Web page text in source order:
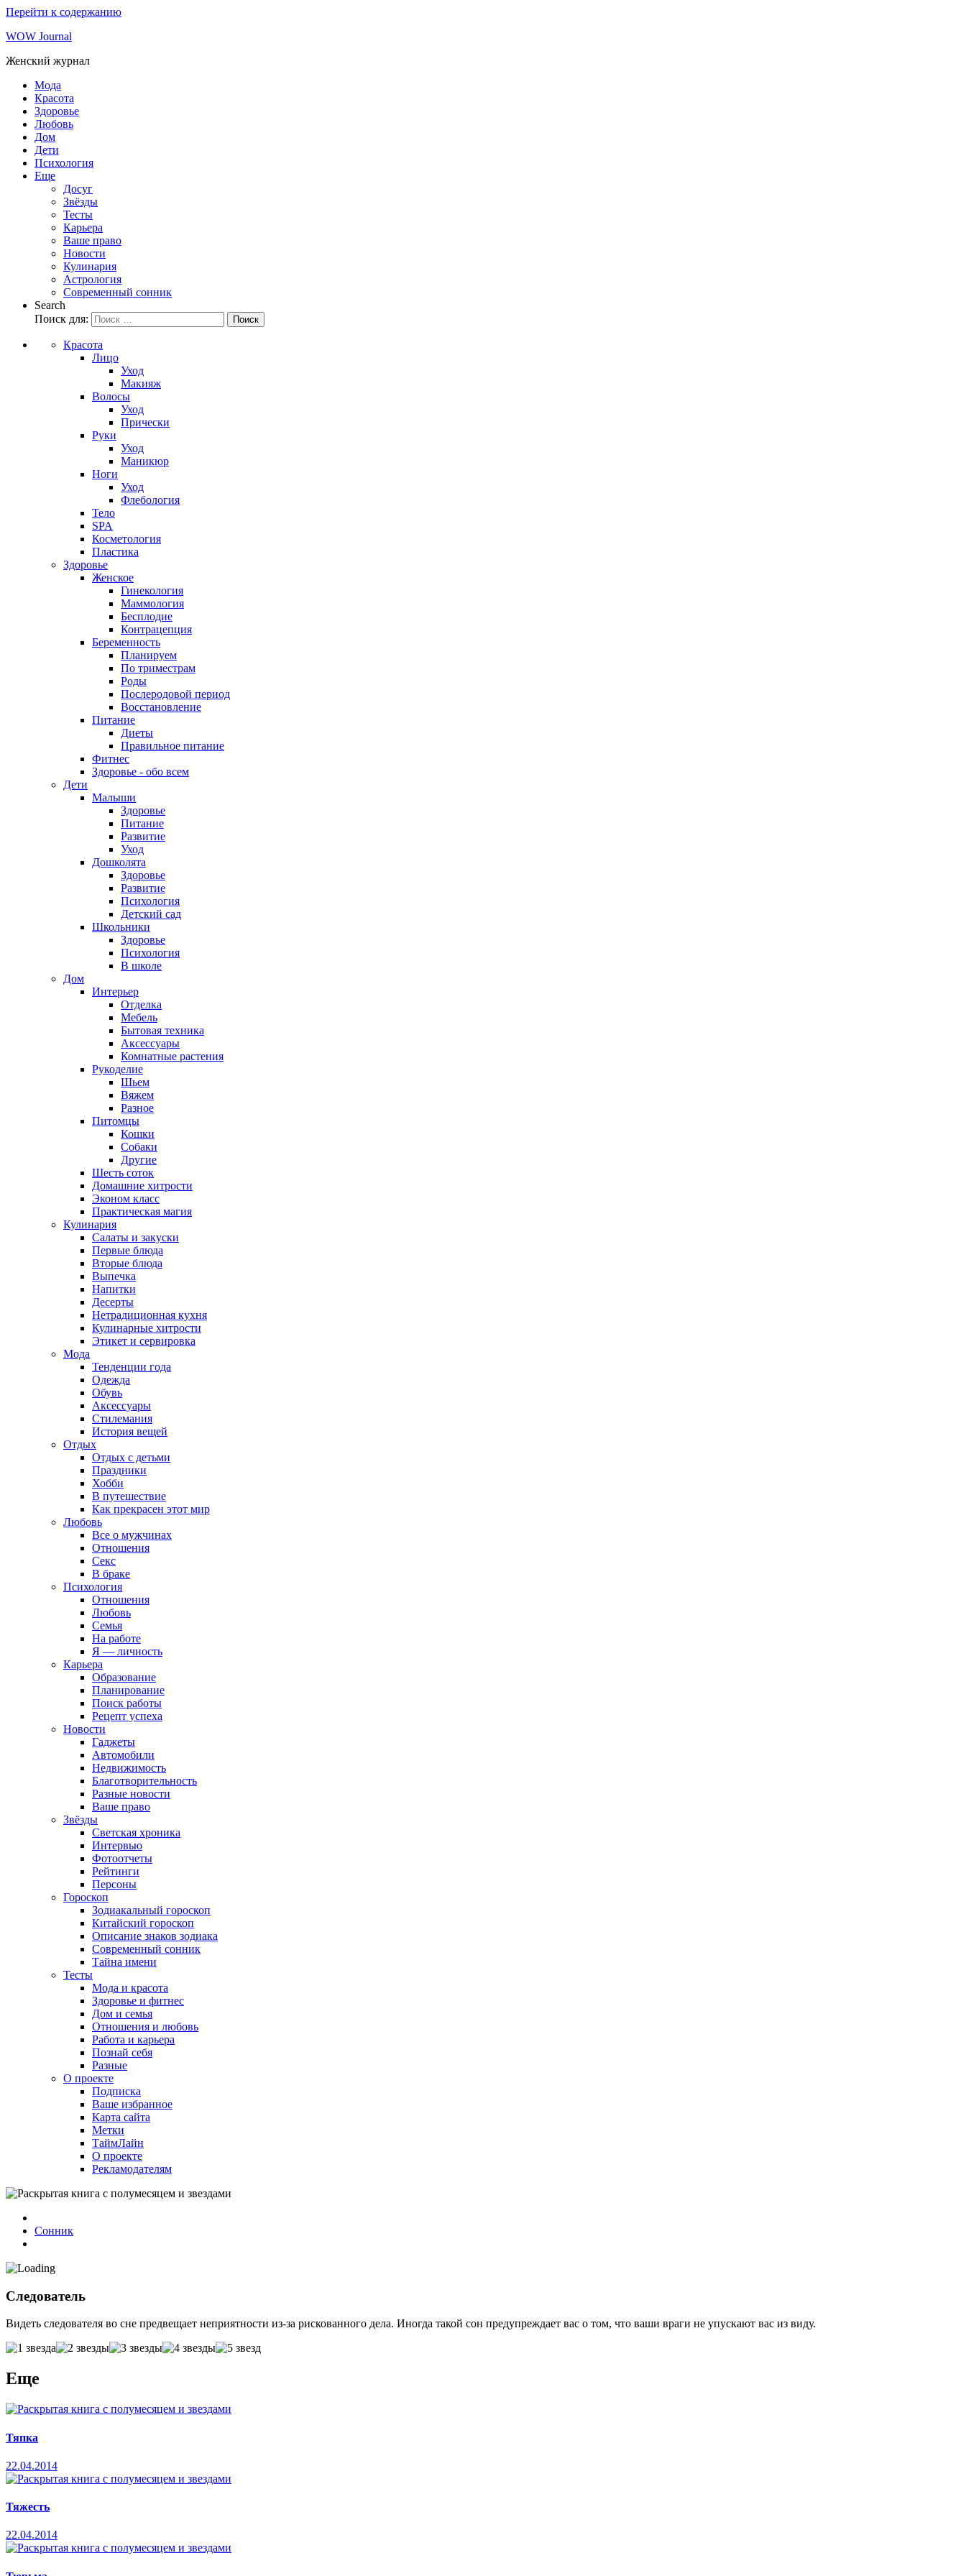
Перейти к содержанию
WOW Journal
Женский журнал
Мода
Красота
Здоровье
Любовь
Дом
Дети
Психология
Еще
Досуг
Звёзды
Тесты
Карьера
Ваше право
Новости
Кулинария
Астрология
Современный сонник
Search
Поиск для:
Поиск
Красота
Лицо
Уход
Макияж
Волосы
Уход
Прически
Руки
Уход
Маникюр
Ноги
Уход
Флебология
Тело
SPA
Косметология
Пластика
Здоровье
Женское
Гинекология
Маммология
Бесплодие
Контрацепция
Беременность
Планируем
По триместрам
Роды
Послеродовой период
Восстановление
Питание
Диеты
Правильное питание
Фитнес
Здоровье - обо всем
Дети
Малыши
Здоровье
Питание
Развитие
Уход
Дошколята
Здоровье
Развитие
Психология
Детский сад
Школьники
Здоровье
Психология
В школе
Дом
Интерьер
Отделка
Мебель
Бытовая техника
Аксессуары
Комнатные растения
Рукоделие
Шьем
Вяжем
Разное
Питомцы
Кошки
Собаки
Другие
Шесть соток
Домашние хитрости
Эконом класс
Практическая магия
Кулинария
Салаты и закуски
Первые блюда
Вторые блюда
Выпечка
Напитки
Десерты
Нетрадиционная кухня
Кулинарные хитрости
Этикет и сервировка
Мода
Тенденции года
Одежда
Обувь
Аксессуары
Стилемания
История вещей
Отдых
Отдых с детьми
Праздники
Хобби
В путешествие
Как прекрасен этот мир
Любовь
Все о мужчинах
Отношения
Секс
В браке
Психология
Отношения
Любовь
Семья
На работе
Я — личность
Карьера
Образование
Планирование
Поиск работы
Рецепт успеха
Новости
Гаджеты
Автомобили
Недвижимость
Благотворительность
Разные новости
Ваше право
Звёзды
Светская хроника
Интервью
Фотоотчеты
Рейтинги
Персоны
Гороскоп
Зодиакальный гороскоп
Китайский гороскоп
Описание знаков зодиака
Современный сонник
Тайна имени
Тесты
Мода и красота
Здоровье и фитнес
Дом и семья
Отношения и любовь
Работа и карьера
Познай себя
Разные
О проекте
Подписка
Ваше избранное
Карта сайта
Метки
ТаймЛайн
О проекте
Рекламодателям
Сонник
Следователь
Видеть следователя во сне предвещает неприятности из-за рискованного дела. Иногда такой сон предупреждает вас о том, что ваши враги не упускают вас из виду.
Еще
Тяпка
22.04.2014
Тяжесть
22.04.2014